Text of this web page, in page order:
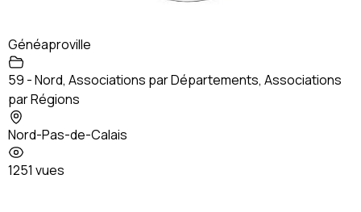
Généaproville
59 - Nord, Associations par Départements, Associations
par Régions
Nord-Pas-de-Calais
1251 vues